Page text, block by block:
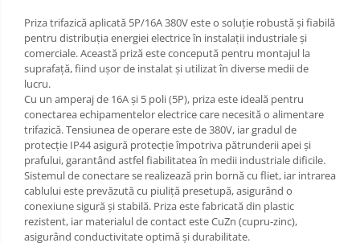
Priza trifazică aplicată 5P/16A 380V este o soluție robustă și fiabilă
pentru distribuția energiei electrice în instalații industriale și
comerciale. Această priză este concepută pentru montajul la
suprafață, fiind ușor de instalat și utilizat în diverse medii de
lucru.
Cu un amperaj de 16A și 5 poli (5P), priza este ideală pentru
conectarea echipamentelor electrice care necesită o alimentare
trifazică. Tensiunea de operare este de 380V, iar gradul de
protecție IP44 asigură protecție împotriva pătrunderii apei și
prafului, garantând astfel fiabilitatea în medii industriale dificile.
Sistemul de conectare se realizează prin bornă cu fliet, iar intrarea
cablului este prevăzută cu piuliță presetupă, asigurând o
conexiune sigură și stabilă. Priza este fabricată din plastic
rezistent, iar materialul de contact este CuZn (cupru-zinc),
asigurând conductivitate optimă și durabilitate.